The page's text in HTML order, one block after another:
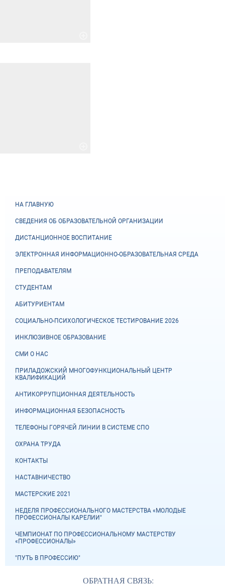
НА ГЛАВНУЮ
СВЕДЕНИЯ ОБ ОБРАЗОВАТЕЛЬНОЙ ОРГАНИЗАЦИИ
ДИСТАНЦИОННОЕ ВОСПИТАНИЕ
ЭЛЕКТРОННАЯ ИНФОРМАЦИОННО-ОБРАЗОВАТЕЛЬНАЯ СРЕДА
ПРЕПОДАВАТЕЛЯМ
СТУДЕНТАМ
АБИТУРИЕНТАМ
СОЦИАЛЬНО-ПСИХОЛОГИЧЕСКОЕ ТЕСТИРОВАНИЕ 2026
ИНКЛЮЗИВНОЕ ОБРАЗОВАНИЕ
СМИ О НАС
ПРИЛАДОЖСКИЙ МНОГОФУНКЦИОНАЛЬНЫЙ ЦЕНТР
КВАЛИФИКАЦИЙ
АНТИКОРРУПЦИОННАЯ ДЕЯТЕЛЬНОСТЬ
ИНФОРМАЦИОННАЯ БЕЗОПАСНОСТЬ
ТЕЛЕФОНЫ ГОРЯЧЕЙ ЛИНИИ В СИСТЕМЕ СПО
ОХРАНА ТРУДА
КОНТАКТЫ
НАСТАВНИЧЕСТВО
МАСТЕРСКИЕ 2021
НЕДЕЛЯ ПРОФЕССИОНАЛЬНОГО МАСТЕРСТВА «МОЛОДЫЕ
ПРОФЕССИОНАЛЫ КАРЕЛИИ"
ЧЕМПИОНАТ ПО ПРОФЕССИОНАЛЬНОМУ МАСТЕРСТВУ
«ПРОФЕССИОНАЛЫ»
"ПУТЬ В ПРОФЕССИЮ"
ОБРАТНАЯ СВЯЗЬ: